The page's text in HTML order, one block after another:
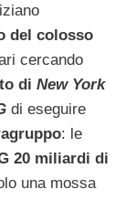
del colosso
cercando
di New York
di eseguire
: le
20 miliardi di
una mossa